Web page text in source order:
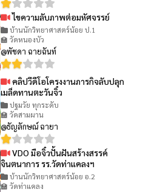
ไขความลับภาพต่อมหัศจรรย์
บ้านนักวิทยาศาสตร์น้อย ป.1
🏫 วัดหนองบัว
@พัชดา ฉายฉันท์
คลิปวีดีโอโครงงานภารกิจลับปลุก
เมล็ดทานตะวันจิ๋ว
ปฐมวัย ทุกระดับ
🏫 วัดสามผาน
@ธัญลักษณ์ ฉายา
VDO มือจิ๋วปั้นฝันสร้างสรรค์
จินตนาการ รร.วัดท่าแคลงฯ
บ้านนักวิทยาศาสตร์น้อย อ.2
🏫 วัดท่าแคลง